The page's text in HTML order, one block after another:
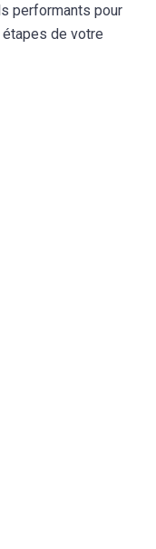
performants pour
de votre